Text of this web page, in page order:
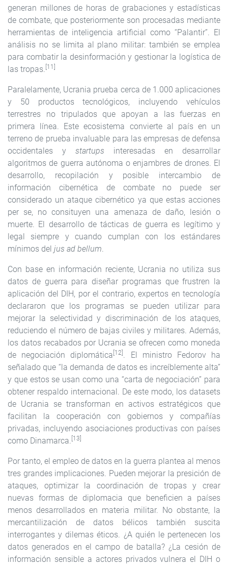
generan millones de horas de grabaciones y estadísticas
de combate, que posteriormente son procesadas mediante
herramientas de inteligencia artificial como “Palantir”. El
análisis no se limita al plano militar: también se emplea
para combatir la desinformación y gestionar la logística de
las tropas. [11]
Paralelamente, Ucrania prueba cerca de 1.000 aplicaciones
y 50 productos tecnológicos, incluyendo vehículos
terrestres no tripulados que apoyan a las fuerzas en
primera línea. Este ecosistema convierte al país en un
terreno de prueba invaluable para las empresas de defensa
occidentales y startups interesadas en desarrollar
algoritmos de guerra autónoma o enjambres de drones. El
desarrollo, recopilación y posible intercambio de
información cibernética de combate no puede ser
considerado un ataque cibernético ya que estas acciones
per se, no consituyen una amenaza de daño, lesión o
muerte. El desarrollo de tácticas de guerra es legítimo y
legal siempre y cuando cumplan con los estándares
mínimos del jus ad bellum.
Con base en información reciente, Ucrania no utiliza sus
datos de guerra para diseñar programas que frustren la
aplicación del DIH, por el contrario, expertos en tecnología
declararon que los programas se pueden utilizar para
mejorar la selectividad y discriminación de los ataques,
reduciendo el número de bajas civiles y militares. Además,
los datos recabados por Ucrania se ofrecen como moneda
de negociación diplomática [12] . El ministro Fedorov ha
señalado que “la demanda de datos es increíblemente alta”
y que estos se usan como una “carta de negociación” para
obtener respaldo internacional. De este modo, los datasets
de Ucrania se transforman en activos estratégicos que
facilitan la cooperación con gobiernos y compañías
privadas, incluyendo asociaciones productivas con países
como Dinamarca. [13]
Por tanto, el empleo de datos en la guerra plantea al menos
tres grandes implicaciones. Pueden mejorar la presición de
ataques, optimizar la coordinación de tropas y crear
nuevas formas de diplomacia que beneficien a países
menos desarrollados en materia militar. No obstante, la
mercantilización de datos bélicos también suscita
interrogantes y dilemas éticos. ¿A quién le pertenecen los
datos generados en el campo de batalla? ¿La cesión de
información sensible a actores privados vulnera el DIH o